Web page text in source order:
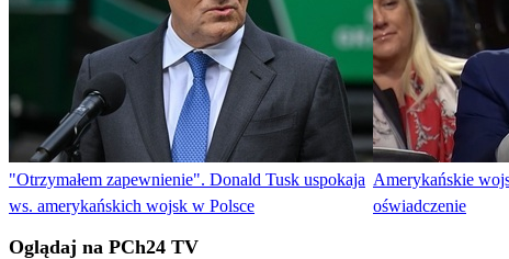
"Otrzymałem zapewnienie". Donald Tusk uspokaja
ws. amerykańskich wojsk w Polsce
Amerykańskie
oświadczenie
Oglądaj na PCh24 TV